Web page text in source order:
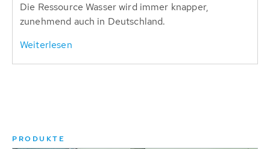
Die Ressource Wasser wird immer knapper,
zunehmend auch in Deutschland.
Weiterlesen
PRODUKTE